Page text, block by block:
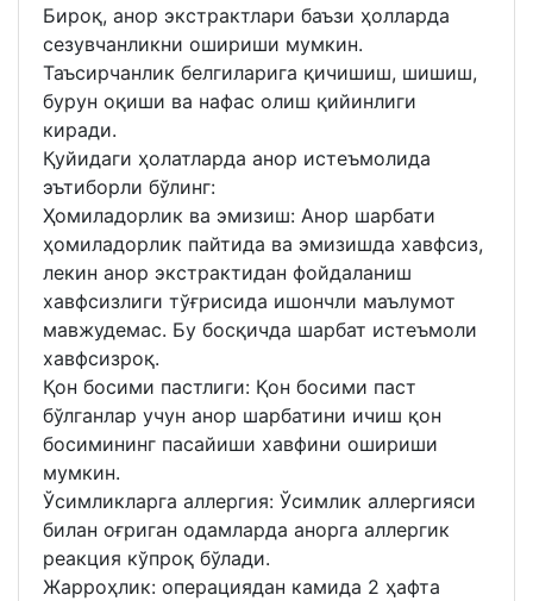
Бироқ, анор экстрактлари баъзи ҳолларда
сезувчанликни ошириши мумкин.
Таъсирчанлик белгиларига қичишиш, шишиш,
бурун оқиши ва нафас олиш қийинлиги
киради.
Қуйидаги ҳолатларда анор истеъмолида
эътиборли бўлинг:
Ҳомиладорлик ва эмизиш: Анор шарбати
ҳомиладорлик пайтида ва эмизишда хавфсиз,
лекин анор экстрактидан фойдаланиш
хавфсизлиги тўғрисида ишончли маълумот
мавжудемас. Бу босқичда шарбат истеъмоли
хавфсизроқ.
Қон босими пастлиги: Қон босими паст
бўлганлар учун анор шарбатини ичиш қон
босимининг пасайиши хавфини ошириши
мумкин.
Ўсимликларга аллергия: Ўсимлик аллергияси
билан оғриган одамларда анорга аллергик
реакция кўпроқ бўлади.
Жарроҳлик: операциядан камида 2 ҳафта